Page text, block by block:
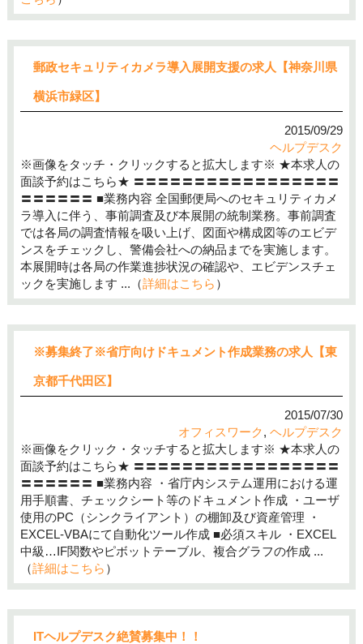
郵政セキュリティカメラ導入展開支援の求人【神奈川県
横浜市緑区】
2015/09/29
ヘルプデスク
※画像をタッチ・クリックすると拡大します※ ★本求人の
面談予約はこちら★ 〓〓〓〓〓〓〓〓〓〓〓〓〓〓〓〓〓
〓〓〓〓〓〓 ■業務内容 全国郵便局へのセキュリティカメ
ラ導入に伴う、事前調査及び本展開の統制業務。事前調査
では各局の調査情報を吸い上げ、図面や構成図等のエビデ
ンスをチェックし、警備会社への納品までを実施します。
本展開時は各局の作業進捗状況の確認や、エビデンスチェ
ックを実施します ...（詳細はこちら ）
※募集終了※省庁向けドキュメント作成業務の求人【東
京都千代田区】
2015/07/30
オフィスワーク,ヘルプデスク
※画像をクリック・タッチすると拡大します※ ★本求人の
面談予約はこちら★ 〓〓〓〓〓〓〓〓〓〓〓〓〓〓〓〓〓
〓〓〓〓〓〓 ■業務内容 ・省庁内システム運用における運
用手順書、チェックシート等のドキュメント作成 ・ユーザ
使用のPC（シンクライアント）の棚卸及び資産管理 ・
EXCEL-VBAにて自動化ツール作成 ■必須スキル ・EXCEL
中級…IF関数やピボットテーブル、複合グラフの作成 ...
（詳細はこちら ）
ITヘルプデスク絶賛募集中！！